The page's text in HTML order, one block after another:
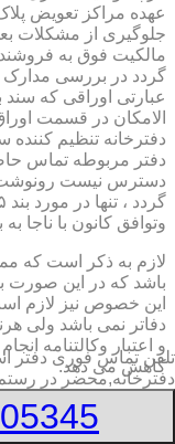
عهده مراکز تعویض
جلوگیری از مشکلات
مالکیت فوق به
گردد در بررسی
عبارتی اوراقی که سند
الامکان در قسمت
دفترخانه تنظیم
دفتر مربوطه تماس
دسترس نیست رونوشت
وتوافق کانون با ناجا
لازم به ذکر است که
باشد که در این
این خصوص نیز لازم است
دفاتر نمی باشد ولی
و اعتبار وکالتنامه
کاهش می دهد.
تلفن تماس فوریدفتر
دفترخانه,محضر در رستم